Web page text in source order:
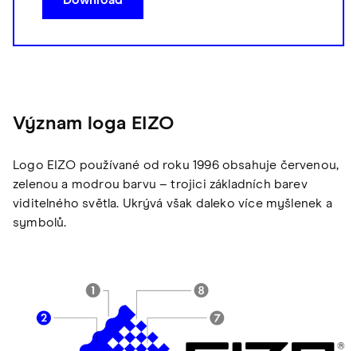
Význam loga EIZO
Logo EIZO používané od roku 1996 obsahuje červenou,
zelenou a modrou barvu – trojici základních barev
viditelného světla. Ukrývá však daleko více myšlenek a
symbolů.